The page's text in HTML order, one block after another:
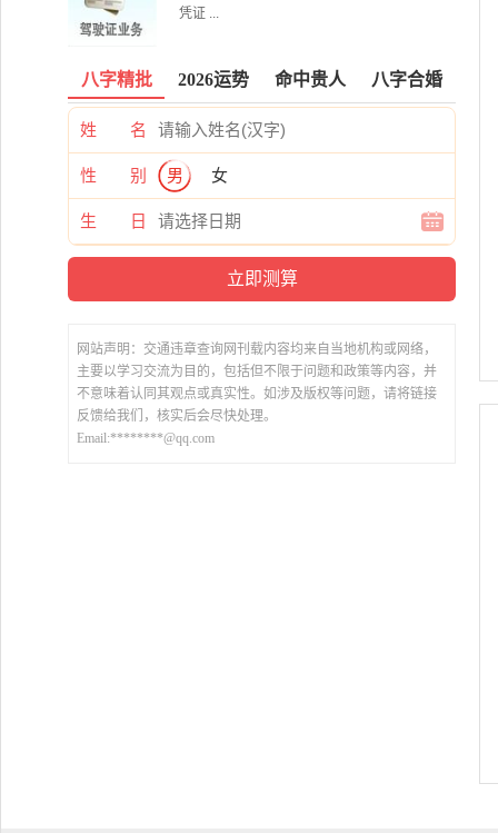
凭证 ...
八字精批 2026运势 命中贵人 八字合婚
姓 名
性 别 男 女
生 日
网站声明：交通违章查询网刊载内容均来自当地机构或网络，
主要以学习交流为目的，包括但不限于问题和政策等内容，并
不意味着认同其观点或真实性。如涉及版权等问题，请将链接
反馈给我们，核实后会尽快处理。
Email:********@qq.com